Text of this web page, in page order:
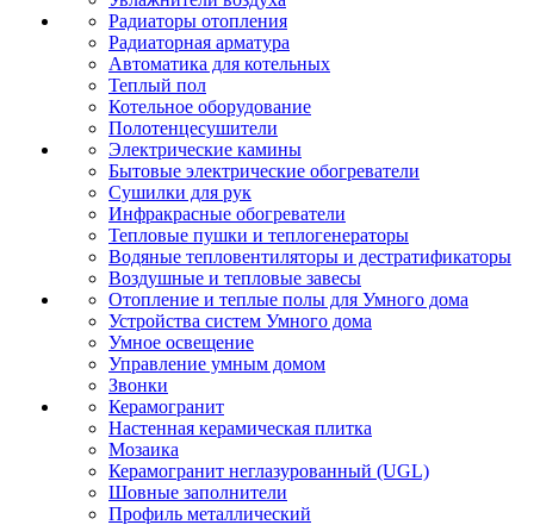
Радиаторы отопления
Радиаторная арматура
Автоматика для котельных
Теплый пол
Котельное оборудование
Полотенцесушители
Электрические камины
Бытовые электрические обогреватели
Сушилки для рук
Инфракрасные обогреватели
Тепловые пушки и теплогенераторы
Водяные тепловентиляторы и дестратификаторы
Воздушные и тепловые завесы
Отопление и теплые полы для Умного дома
Устройства систем Умного дома
Умное освещение
Управление умным домом
Звонки
Керамогранит
Настенная керамическая плитка
Мозаика
Керамогранит неглазурованный (UGL)
Шовные заполнители
Профиль металлический